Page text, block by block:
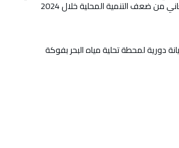
من ضعف التنمية المحلية خلال 2024
دورية لمحطة تحلية مياه البحر بفوكة